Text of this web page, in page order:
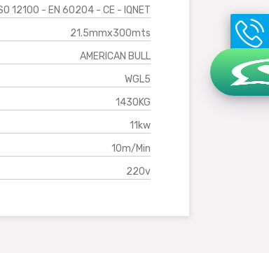
12100 - EN 60204 - CE - IQNET
21.5mmx300mts
AMERICAN BULL
WGL5
1430KG
11kw
10m/min
220v